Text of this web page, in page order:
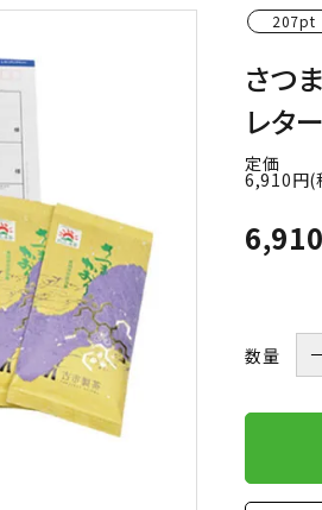
207pt
さつ
レタ
定価
6,910円(
数量 －